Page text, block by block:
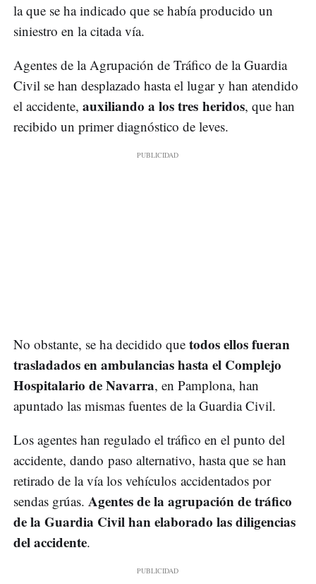
la que se ha indicado que se había producido un
siniestro en la citada vía.
Agentes de la Agrupación de Tráfico de la Guardia
Civil se han desplazado hasta el lugar y han atendido
el accidente, auxiliando a los tres heridos, que han
recibido un primer diagnóstico de leves.
No obstante, se ha decidido que todos ellos fueran
trasladados en ambulancias hasta el Complejo
Hospitalario de Navarra, en Pamplona, han
apuntado las mismas fuentes de la Guardia Civil.
Los agentes han regulado el tráfico en el punto del
accidente, dando paso alternativo, hasta que se han
retirado de la vía los vehículos accidentados por
sendas grúas. Agentes de la agrupación de tráfico
de la Guardia Civil han elaborado las diligencias
del accidente.